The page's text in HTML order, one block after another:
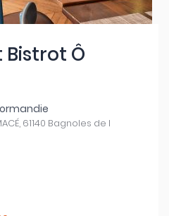
Ô
61140 Bagnoles de l